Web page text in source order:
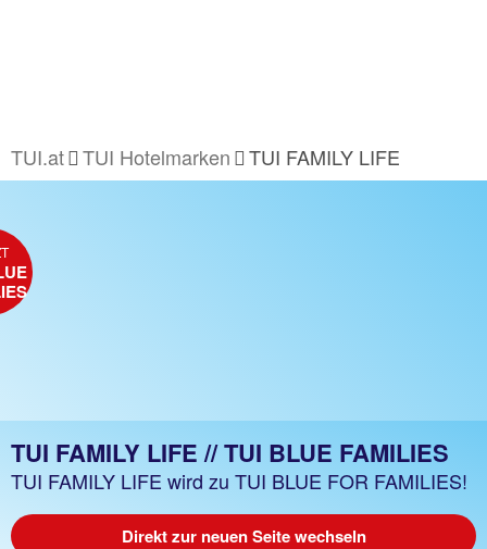
TUI.at TUI Hotelmarken TUI FAMILY LIFE
TUI FAMILY LIFE // TUI BLUE FAMILIES
TUI FAMILY LIFE wird zu TUI BLUE FOR FAMILIES!
Direkt zur neuen Seite wechseln